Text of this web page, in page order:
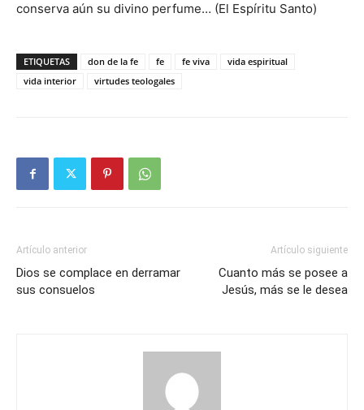
conserva aún su divino perfume… (El Espíritu Santo)
ETIQUETAS don de la fe fe fe viva
vida espiritual
vida interior
virtudes teologales
Artículo anterior
Dios se complace en derramar
sus consuelos
Artículo siguiente
Cuanto más se posee a
Jesús, más se le desea